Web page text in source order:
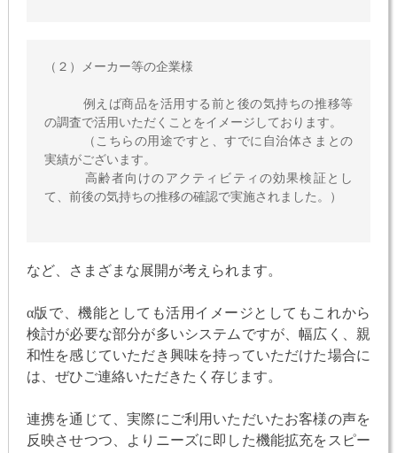
（２）メーカー等の企業様
例えば商品を活用する前と後の気持ちの推移等
の調査で活用いただくことをイメージしております。
（こちらの用途ですと、すでに自治体さまとの
実績がございます。
高齢者向けのアクティビティの効果検証とし
て、前後の気持ちの推移の確認で実施されました。）
など、さまざまな展開が考えられます。
α版で、機能としても活用イメージとしてもこれから
検討が必要な部分が多いシステムですが、幅広く、親
和性を感じていただき興味を持っていただけた場合に
は、ぜひご連絡いただきたく存じます。
連携を通じて、実際にご利用いただいたお客様の声を
反映させつつ、よりニーズに即した機能拡充をスピー